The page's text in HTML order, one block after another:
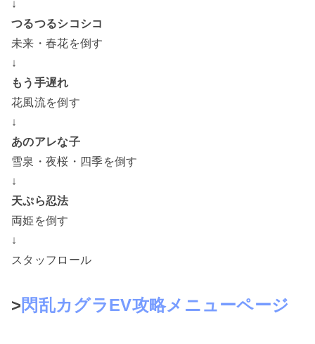
↓
つるつるシコシコ
未来・春花を倒す
↓
もう手遅れ
花風流を倒す
↓
あのアレな子
雪泉・夜桜・四季を倒す
↓
天ぷら忍法
両姫を倒す
↓
スタッフロール
>閃乱カグラEV攻略メニューページ